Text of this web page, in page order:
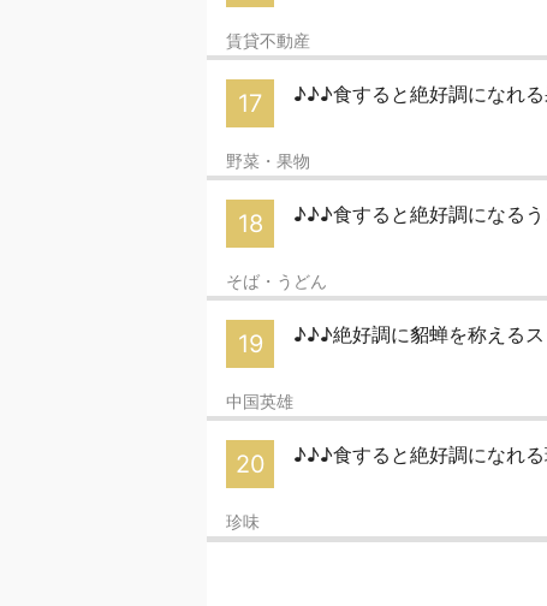
賃貸不動産
17 ♪♪♪食すると絶好調になれ
野菜・果物
18 ♪♪♪食すると絶好調になる
そば・うどん
19 ♪♪♪絶好調に貂蝉を称えるス
中国英雄
20 ♪♪♪食すると絶好調になれ
珍味